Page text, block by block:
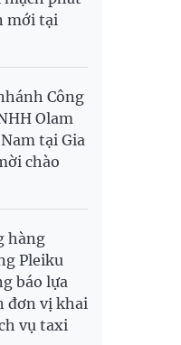
2,817.41
26,410
mới tại
Công
Olam
tại Gia
chào
hàng
Pleiku
báo lựa
đơn vị khai
vụ taxi